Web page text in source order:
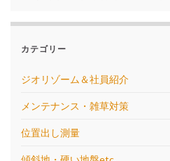
カテゴリー
ジオリゾーム＆社員紹介
メンテナンス・雑草対策
位置出し測量